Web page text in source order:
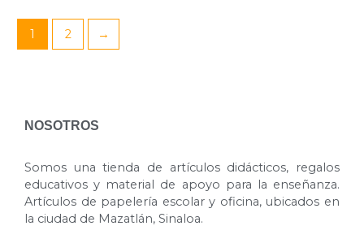
1 2 →
NOSOTROS
Somos una tienda de artículos didácticos, regalos
educativos y material de apoyo para la enseñanza.
Artículos de papelería escolar y oficina, ubicados en
la ciudad de Mazatlán, Sinaloa.